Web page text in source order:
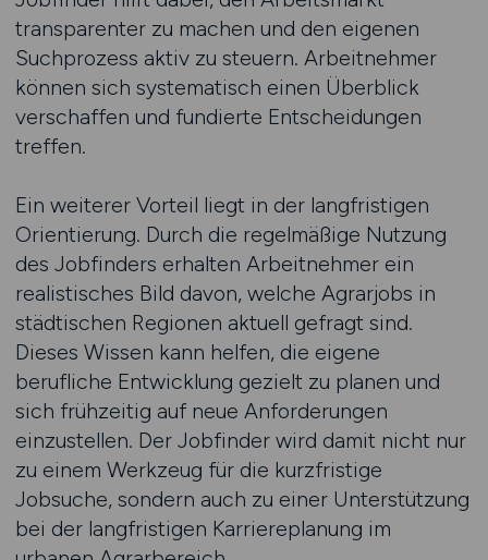
transparenter zu machen und den eigenen
Suchprozess aktiv zu steuern. Arbeitnehmer
können sich systematisch einen Überblick
verschaffen und fundierte Entscheidungen
treffen.
Ein weiterer Vorteil liegt in der langfristigen
Orientierung. Durch die regelmäßige Nutzung
des Jobfinders erhalten Arbeitnehmer ein
realistisches Bild davon, welche Agrarjobs in
städtischen Regionen aktuell gefragt sind.
Dieses Wissen kann helfen, die eigene
berufliche Entwicklung gezielt zu planen und
sich frühzeitig auf neue Anforderungen
einzustellen. Der Jobfinder wird damit nicht nur
zu einem Werkzeug für die kurzfristige
Jobsuche, sondern auch zu einer Unterstützung
bei der langfristigen Karriereplanung im